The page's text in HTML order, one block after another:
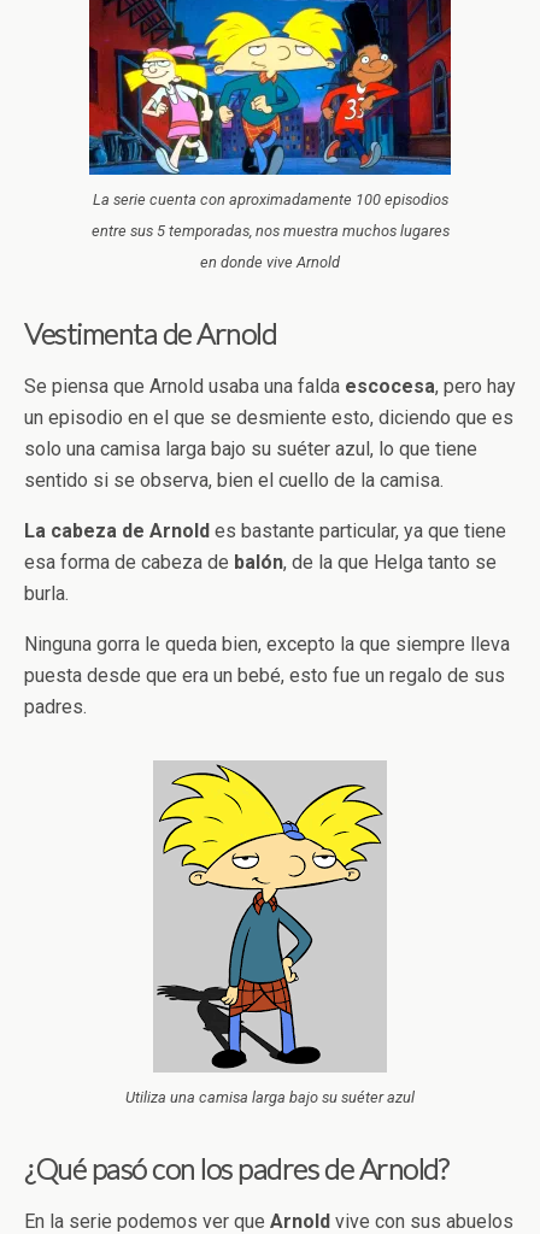
La serie cuenta con aproximadamente 100 episodios
entre sus 5 temporadas, nos muestra muchos lugares
en donde vive Arnold
Vestimenta de Arnold
Se piensa que Arnold usaba una falda escocesa, pero hay
un episodio en el que se desmiente esto, diciendo que es
solo una camisa larga bajo su suéter azul, lo que tiene
sentido si se observa, bien el cuello de la camisa.
La cabeza de Arnold es bastante particular, ya que tiene
esa forma de cabeza de balón, de la que Helga tanto se
burla.
Ninguna gorra le queda bien, excepto la que siempre lleva
puesta desde que era un bebé, esto fue un regalo de sus
padres.
Utiliza una camisa larga bajo su suéter azul
¿Qué pasó con los padres de Arnold?
En la serie podemos ver que Arnold vive con sus abuelos